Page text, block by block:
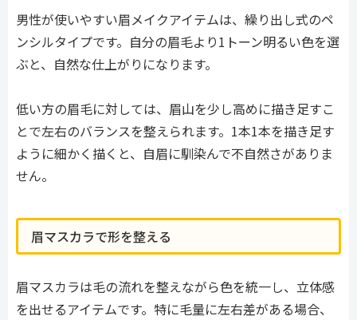
男性が使いやすい眉メイクアイテムは、繰り出し式のペ
ンシルタイプです。自分の眉毛より1トーン明るい色を選
ぶと、自然な仕上がりになります。
低い方の眉毛に対しては、眉山を少し高めに描き足すこ
とで左右のバランスを整えられます。1本1本を描き足す
ように細かく描くと、自眉に馴染んで不自然さがありま
せん。
眉マスカラで形を整える
眉マスカラは毛の流れを整えながら色を統一し、立体感
を出せるアイテムです。特に毛量に左右差がある場合、